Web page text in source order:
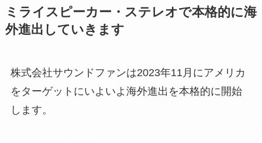
ミライスピーカー・ステレオで本格的に海
外進出していきます
株式会社サウンドファンは2023年11月にアメリカ
をターゲットにいよいよ海外進出を本格的に開始
します。